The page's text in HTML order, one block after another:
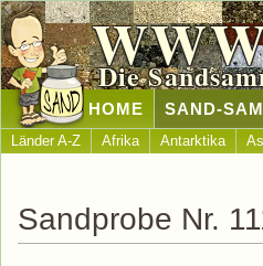
Die
HOME SAND-
Länder A-Z Afrika Antarktika
Sandprobe Nr.